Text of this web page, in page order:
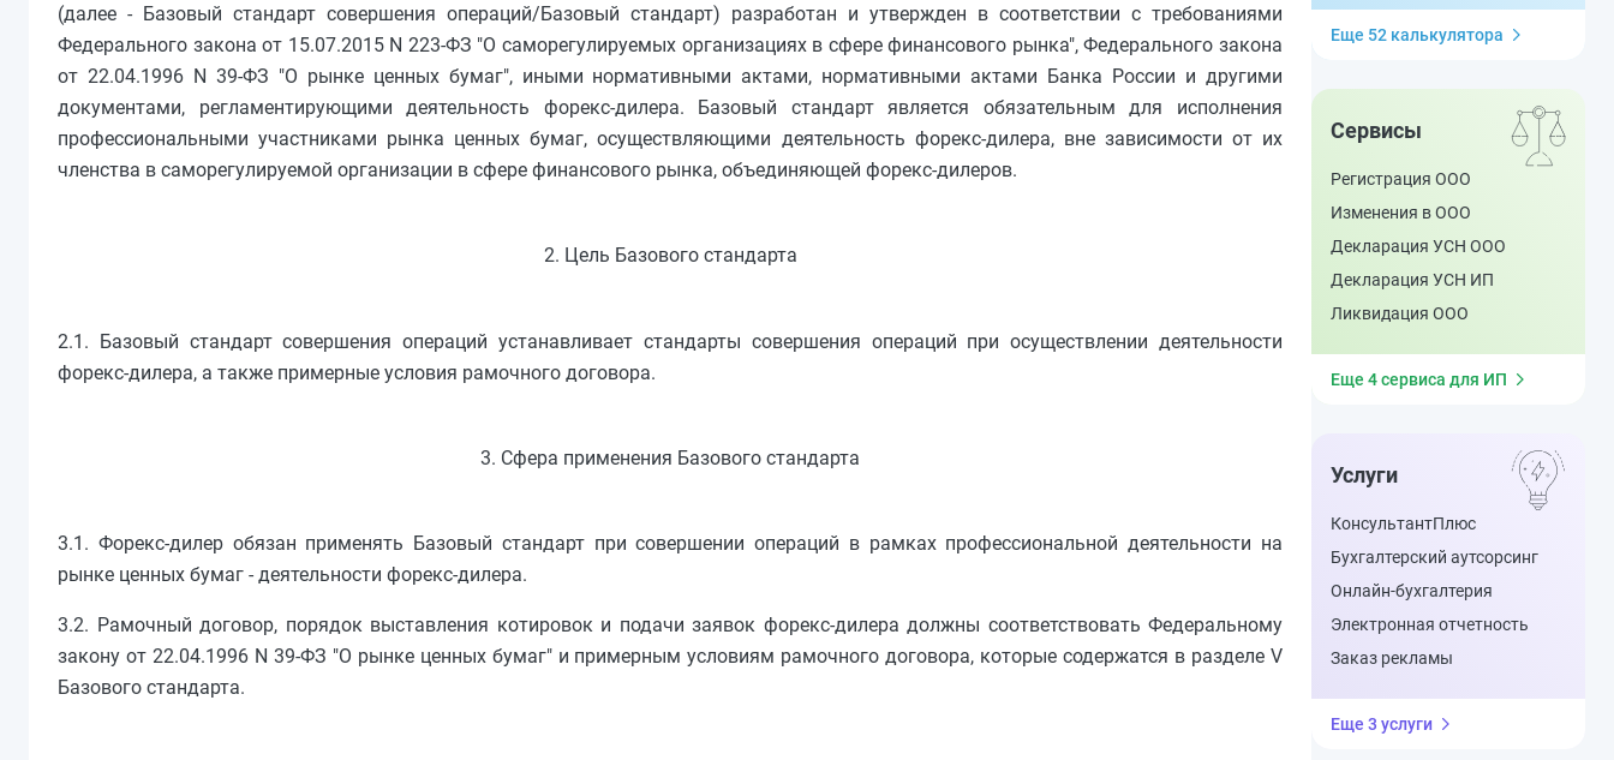
(далее - Базовый стандарт совершения операций/Базовый стандарт) разработан и утвержден в соответствии с требованиями
Федерального закона от 15.07.2015 N 223-ФЗ "О саморегулируемых организациях в сфере финансового рынка", Федерального закона
от 22.04.1996 N 39-ФЗ "О рынке ценных бумаг", иными нормативными актами, нормативными актами Банка России и другими
документами, регламентирующими деятельность форекс-дилера. Базовый стандарт является обязательным для исполнения
профессиональными участниками рынка ценных бумаг, осуществляющими деятельность форекс-дилера, вне зависимости от их
членства в саморегулируемой организации в сфере финансового рынка, объединяющей форекс-дилеров.
2. Цель Базового стандарта
2.1. Базовый стандарт совершения операций устанавливает стандарты совершения операций при осуществлении деятельности
форекс-дилера, а также примерные условия рамочного договора.
3. Сфера применения Базового стандарта
3.1. Форекс-дилер обязан применять Базовый стандарт при совершении операций в рамках профессиональной деятельности на
рынке ценных бумаг - деятельности форекс-дилера.
3.2. Рамочный договор, порядок выставления котировок и подачи заявок форекс-дилера должны соответствовать Федеральному
закону от 22.04.1996 N 39-ФЗ "О рынке ценных бумаг" и примерным условиям рамочного договора, которые содержатся в разделе V
Базового стандарта.
Еще 52 калькулятора
Сервисы
Регистрация ООО
Изменения в ООО
Декларация УСН ООО
Декларация УСН ИП
Ликвидация ООО
Еще 4 сервиса для ИП
Услуги
КонсультантПлюс
Бухгалтерский аутсорсинг
Онлайн-бухгалтерия
Электронная отчетность
Заказ рекламы
Еще 3 услуги